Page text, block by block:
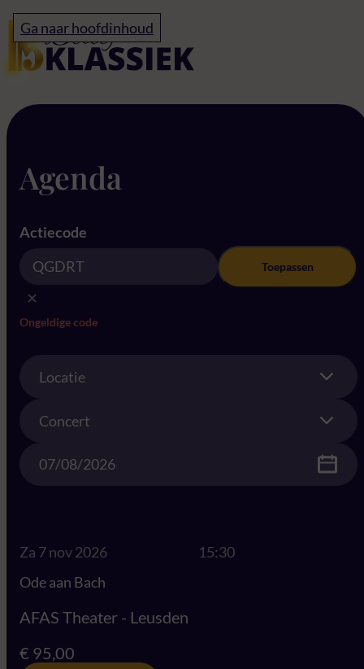
Ga naar hoofdinhoud
TEST 12 MEI
Agenda
Actiecode
Toepassen
✕
Ongeldige code
Locatie
Concert
Za 7 nov 2026
15:30
Ode aan Bach
AFAS Theater - Leusden
€ 95,00